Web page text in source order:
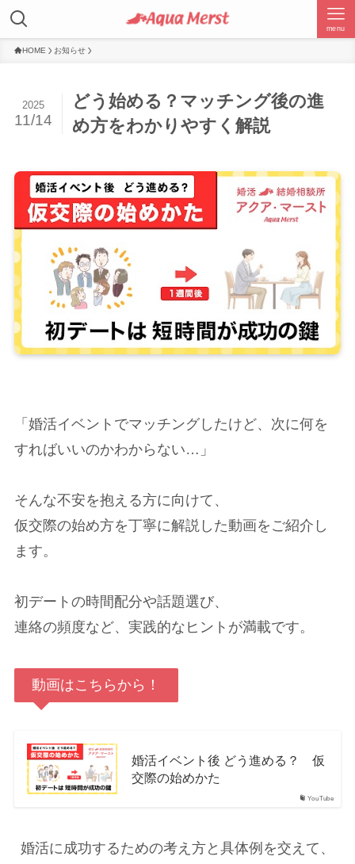
menu
HOME お知らせ
どう始める？マッチング後の進
め方をわかりやすく解説
2025
11/14
「婚活イベントでマッチングしたけど、次に何を
すればいいのかわからない…」
そんな不安を抱える方に向けて、
仮交際の始め方を丁寧に解説した動画をご紹介し
ます。
初デートの時間配分や話題選び、
連絡の頻度など、実践的なヒントが満載です。
動画はこちらから！
YouTube
婚活イベント後 どう進める？ 仮
交際の始めかた
婚活に成功するための考え方と具体例を交えて、